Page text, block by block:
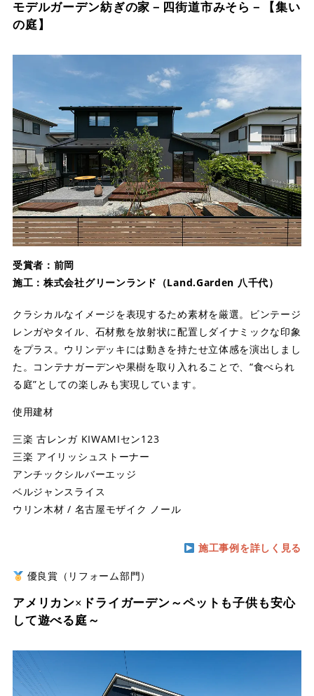
モデルガーデン紡ぎの家－四街道市みそら－【集い
の庭】
受賞者：前岡
施工：株式会社グリーンランド（Land.Garden 八千代）
クラシカルなイメージを表現するため素材を厳選。ビンテージ
レンガやタイル、石材敷を放射状に配置しダイナミックな印象
をプラス。ウリンデッキには動きを持たせ立体感を演出しまし
た。コンテナガーデンや果樹を取り入れることで、“食べられ
る庭”としての楽しみも実現しています。
使用建材
三楽 古レンガ KIWAMIセン123
三楽 アイリッシュストーナー
アンチックシルバーエッジ
ベルジャンスライス
ウリン木材 / 名古屋モザイク ノール
施工事例を詳しく見る
優良賞（リフォーム部門）
アメリカン×ドライガーデン～ペットも子供も安心
して遊べる庭～